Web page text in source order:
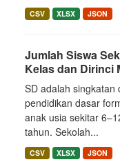
CSV XLSX JSON
Jumlah Siswa
Kelas dan Dirinci
SD adalah singkatan
pendidikan dasar
anak usia sekitar
tahun. Sekolah...
CSV XLSX JSON